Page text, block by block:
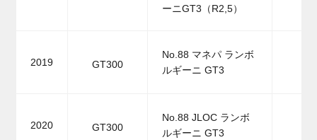
ーニGT3（R2,5）
2019 GT300
No.88 マネパ ランボ
ルギーニ GT3
2020 GT300
No.88 JLOC ランボ
ルギーニ GT3